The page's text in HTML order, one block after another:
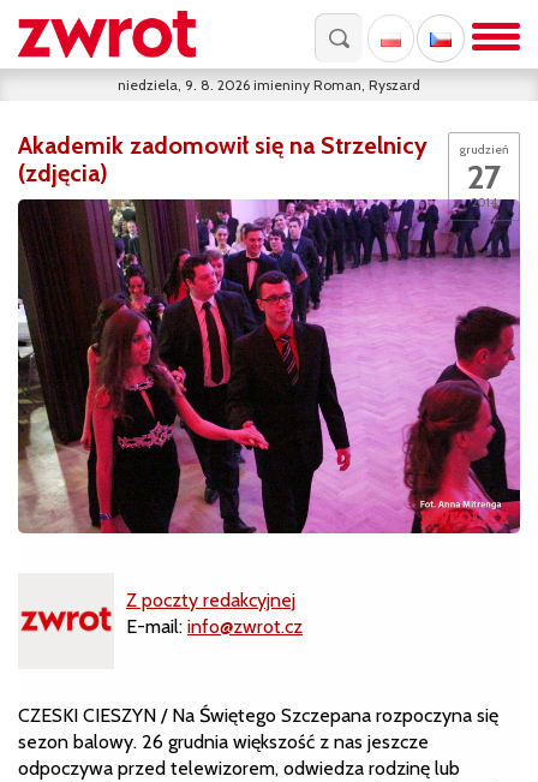
niedziela, 9. 8. 2026 imieniny Roman, Ryszard
grudzień
27
2014
Akademik zadomowił się na Strzelnicy
(zdjęcia)
Z poczty redakcyjnej
E-mail: info@zwrot.cz
CZESKI CIESZYN / Na Świętego Szczepana rozpoczyna się
sezon balowy. 26 grudnia większość z nas jeszcze
odpoczywa przed telewizorem, odwiedza rodzinę lub